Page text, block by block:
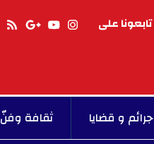
تابعونا على
جرائم و قضايا ثقافة وفنّ